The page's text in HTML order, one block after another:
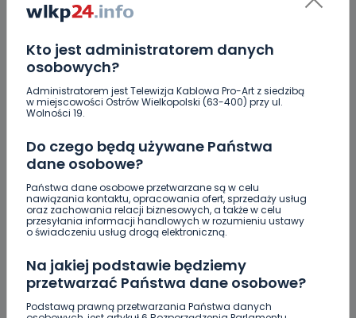
Kto jest administratorem danych
osobowych?
Administratorem jest Telewizja Kablowa Pro-Art z siedzibą
w miejscowości Ostrów Wielkopolski (63-400) przy ul.
Wolności 19.
Do czego będą używane Państwa
dane osobowe?
Państwa dane osobowe przetwarzane są w celu
nawiązania kontaktu, opracowania ofert, sprzedaży usług
oraz zachowania relacji biznesowych, a także w celu
przesyłania informacji handlowych w rozumieniu ustawy
o świadczeniu usług drogą elektroniczną.
Na jakiej podstawie będziemy
przetwarzać Państwa dane osobowe?
Podstawą prawną przetwarzania Państwa danych
Mecz bez historii. Moonfin Magnus Ostrów
przegrywa wyraźnie z Innpro ROW-em Rybnik
Turniej frisbee na "Piaskach" [FOTO]
Pilnie potrzebna krew. Sprwdź, czy możesz pomóc
[WIDEO]
Śmiertelny wypadek w Torzeńcu. Zginął
motocyklista
"Lawendowa" i "Pogodna" po remoncie. W której
gminie? [WIDEO]
Wielkopolanie coraz częściej wybierają pociągi.
Jak na tym tle wypadają Koleje Wielkopolskie?